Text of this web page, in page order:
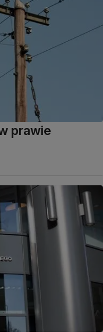
prawie